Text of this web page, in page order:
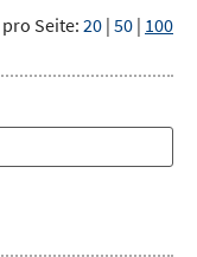
Seite:20 | 50 | 100